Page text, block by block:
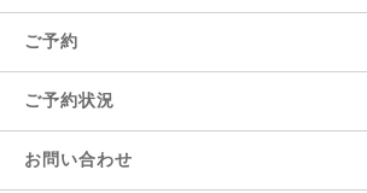
ご予約
ご予約状況
お問い合わせ